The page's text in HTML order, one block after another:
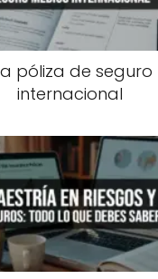
póliza de
internacional